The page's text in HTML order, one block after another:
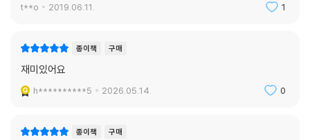
t**o 2019.06.11. 1
종이책 구매
재미있어요
h**********5 2026.05.14. 0
종이책 구매